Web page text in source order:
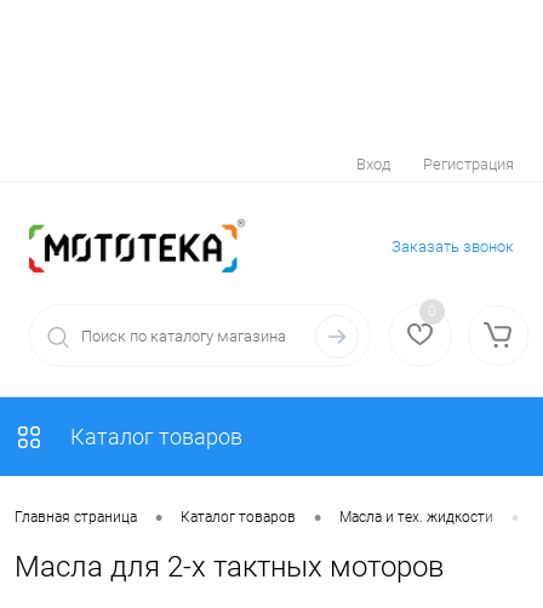
Вход Регистрация
Заказать звонок
0
Каталог товаров
Главная страница • Каталог товаров • Масла и тех. жидкости •
Масла для 2-х тактных моторов